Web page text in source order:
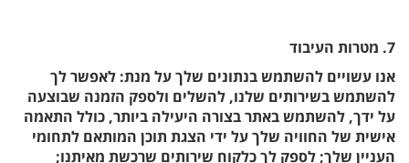
7. מטרות העיבוד
אנו עשויים להשתמש בנתונים שלך על מנת: לאפשר לך
להשתמש בשירותים שלנו, להשלים ולספק הזמנה שבוצעה
על ידך, להשתמש באתר בצורה היעילה ביותר, כולל התאמה
אישית של החוויה שלך על ידי הצגת תוכן המותאם לתחומי
העניין שלך; לספק לך כלקוח שירותים שרכשת מאיתנו;